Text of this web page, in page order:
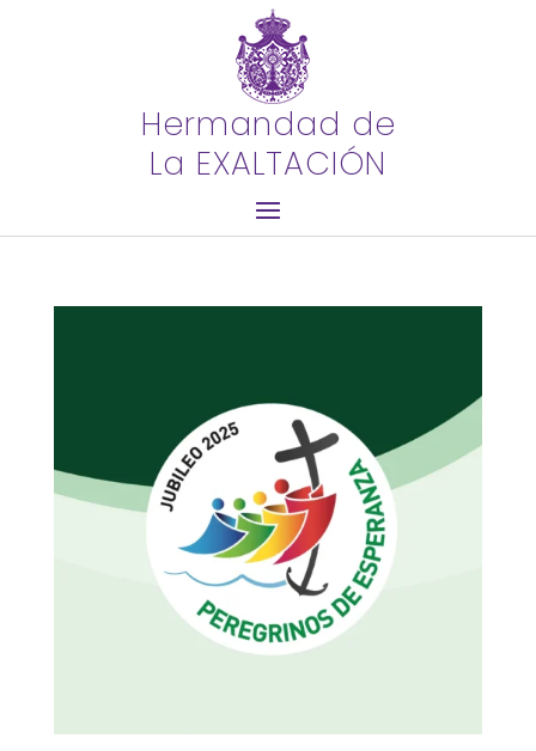
Hermandad de
La EXALTACIÓN